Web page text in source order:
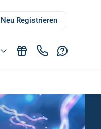
Neu Registrieren